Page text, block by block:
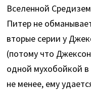
Вселенной
Питер не
вторые серии у
(потому что
одной мухобойкой
не менее, ему